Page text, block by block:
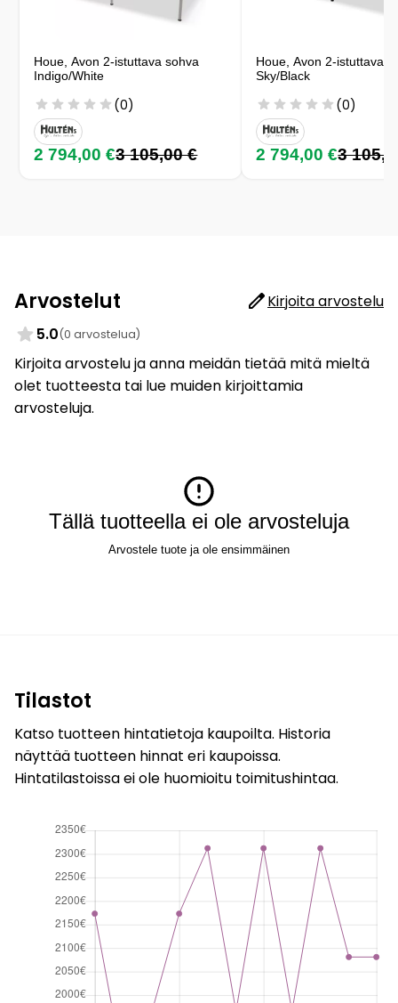
Houe, Avon 2-istuttava sohva
Indigo/White
(0)
2 794,00 €3 105,00 €
Houe, Avon 2-istuttava
Sky/Black
(0)
2 794,00 €3
Arvostelut
Kirjoita arvostelu
5.0(0 arvostelua)
Kirjoita arvostelu ja anna meidän tietää mitä mieltä
olet tuotteesta tai lue muiden kirjoittamia
arvosteluja.
Tällä tuotteella ei ole arvosteluja
Arvostele tuote ja ole ensimmäinen
Tilastot
Katso tuotteen hintatietoja kaupoilta. Historia
näyttää tuotteen hinnat eri kaupoissa.
Hintatilastoissa ei ole huomioitu toimitushintaa.